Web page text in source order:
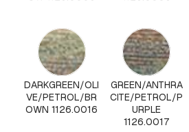
DARKGREEN/OLI
VE/PETROL/BR
OWN 1126.0016
GREEN/ANTHRA
CITE/PETROL/P
URPLE
1126.0017